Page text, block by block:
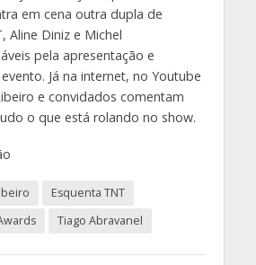
em cena outra dupla de
Aline Diniz e Michel
pela apresentação e
Já na internet, no Youtube
e convidados comentam
o que está rolando no show.
Esquenta TNT
Tiago Abravanel